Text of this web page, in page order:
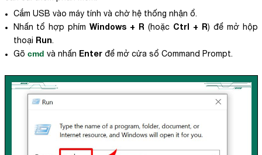
Cắm USB vào máy tính và chờ hệ thống nhận ổ.
Nhấn tổ hợp phímWindows + R (hoặc Ctrl + R) để mở hộp
thoại Run.
Gõ cmd và nhấn Enter để mở cửa sổ Command Prompt.